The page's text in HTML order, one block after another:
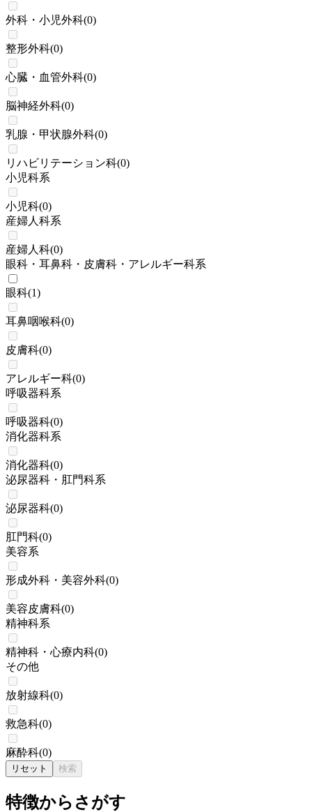
外科・小児外科(0)
整形外科(0)
心臓・血管外科(0)
脳神経外科(0)
乳腺・甲状腺外科(0)
リハビリテーション科(0)
小児科系
小児科(0)
産婦人科系
産婦人科(0)
眼科・耳鼻科・皮膚科・アレルギー科系
眼科(1)
耳鼻咽喉科(0)
皮膚科(0)
アレルギー科(0)
呼吸器科系
呼吸器科(0)
消化器科系
消化器科(0)
泌尿器科・肛門科系
泌尿器科(0)
肛門科(0)
美容系
形成外科・美容外科(0)
美容皮膚科(0)
精神科系
精神科・心療内科(0)
その他
放射線科(0)
救急科(0)
麻酔科(0)
リセット 検索
特徴からさがす